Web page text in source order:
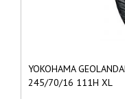
YOKOHAMA
245/70/16 111H XL